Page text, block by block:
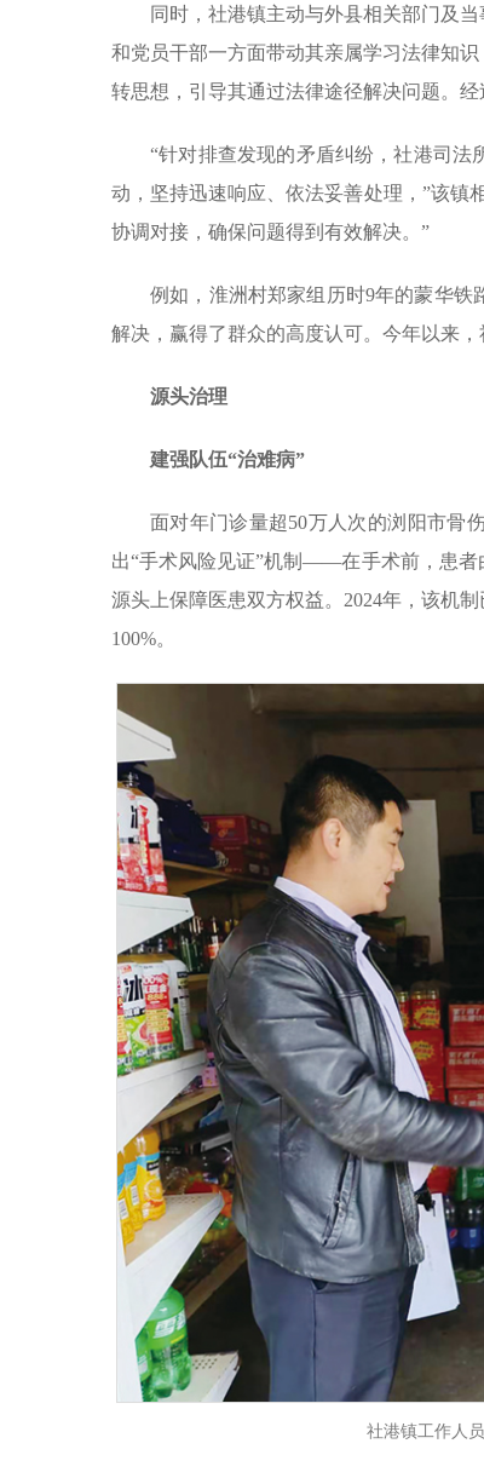
同时，社港镇主动与外县相关部门及
和党员干部一方面带动其亲属学习法律知
转思想，引导其通过法律途径解决问题。
“针对排查发现的矛盾纠纷，社港司
动，坚持迅速响应、依法妥善处理，”该镇
协调对接，确保问题得到有效解决。”
例如，淮洲村郑家组历时9年的蒙华
解决，赢得了群众的高度认可。今年以来
源头治理
建强队伍“治难病”
面对年门诊量超50万人次的浏阳市骨
出“手术风险见证”机制——在手术前，患者
源头上保障医患双方权益。2024年，该机
100%。
社港镇工作人